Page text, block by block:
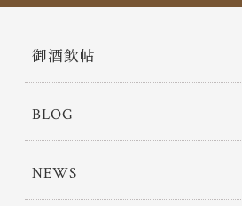
御酒飲帖
BLOG
NEWS